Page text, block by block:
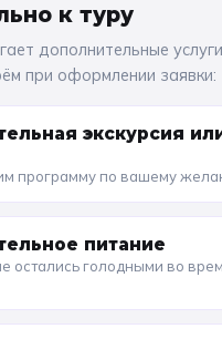
к туру
дополнительные
при оформлении заявки:
экскурсия
программу по вашему
питание
остались голодными во